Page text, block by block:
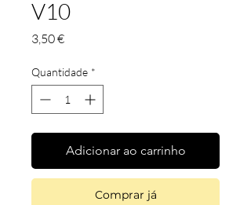
V10
3,50 €Preço
Quantidade *
Adicionar ao carrinho
Comprar já